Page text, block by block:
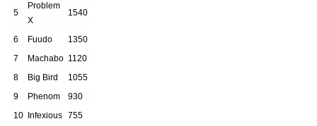
5
Problem
X
1540
6 Fuudo
1350
7
Machabo 1120
8
Big Bird
1055
9
Phenom
930
10
Infexious 755